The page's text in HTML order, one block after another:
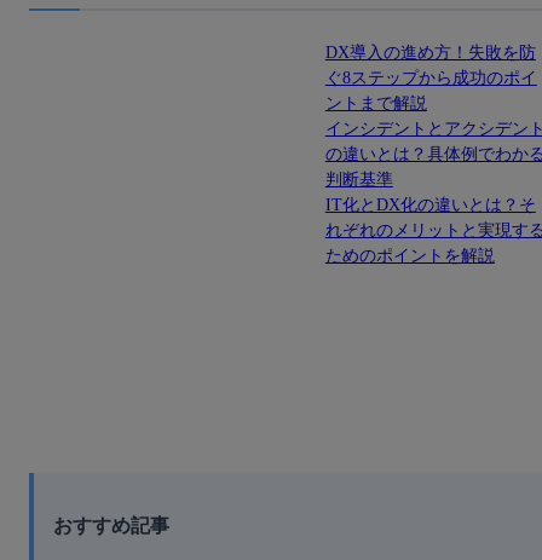
DX導入の進め方！失敗を防
ぐ8ステップから成功のポイ
ントまで解説
インシデントとアクシデン
の違いとは？具体例でわか
判断基準
IT化とDX化の違いとは？そ
れぞれのメリットと実現す
ためのポイントを解説
おすすめ記事